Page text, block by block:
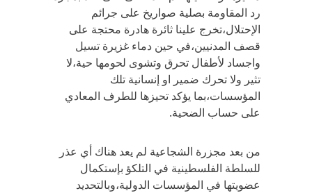
رد المقاومة بصلية صواريخ على جرائم
الإحتلال،تخرج علينا ثائرة هادرة محتجة على
قصف المدنيين،في حين دماء غزيرة تسيل
واجساد لأطفال تحرق وتشوى لحومها حية،لا
تثير ولا تحرك ضمير او إنسانية تلك
المؤسسات،بما يؤكد تحيزها للطرف المعادي
على حساب الضحية.
من بعد مجزرة الشجاعية لم يعد هناك أي عذر
للسلطة الفلسطينية في التلكؤ بإستكمال
عضويتها في المؤسسات الدولية،وبالتحديد